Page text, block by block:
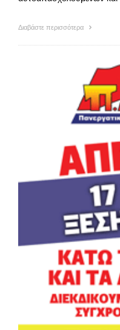
Διαβάστε περισσότερα